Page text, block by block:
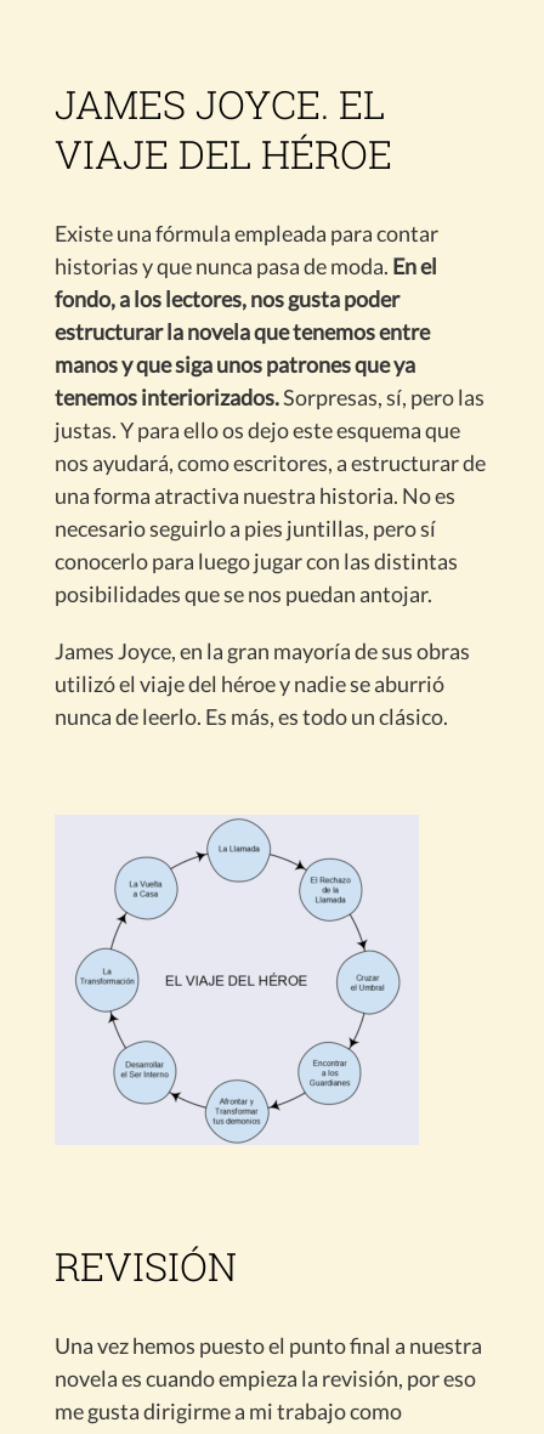
JAMES JOYCE. EL
VIAJE DEL HÉROE
Existe una fórmula empleada para contar
historias y que nunca pasa de moda. En el
fondo, a los lectores, nos gusta poder
estructurar la novela que tenemos entre
manos y que siga unos patrones que ya
tenemos interiorizados.Sorpresas, sí, pero las
justas. Y para ello os dejo este esquema que
nos ayudará, como escritores, a estructurar de
una forma atractiva nuestra historia. No es
necesario seguirlo a pies juntillas, pero sí
conocerlo para luego jugar con las distintas
posibilidades que se nos puedan antojar.
James Joyce, en la gran mayoría de sus obras
utilizó el viaje del héroe y nadie se aburrió
nunca de leerlo. Es más, es todo un clásico.
REVISIÓN
Una vez hemos puesto el punto final a nuestra
novela es cuando empieza la revisión, por eso
me gusta dirigirme a mi trabajo como